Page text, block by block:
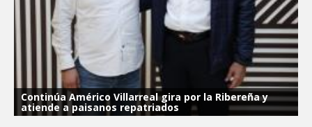
egresados de la Universidad Tecnológica
de Tamaulipas Norte
GOBIERNO DE CARMEN LILIA
CANTUROSAS INVIERTE EN
INFRAESTRUCTURA HÍDRICA PARA
GARANTIZAR UN MEJOR SERVICIO DE
AGUA POTABLE
Facilita DIF Tamaulipas trámite de
credencial y placas de circulación para
personas con discapacidad
Continúa Américo Villarreal gira por la Ribereña y
atiende a paisanos repatriados